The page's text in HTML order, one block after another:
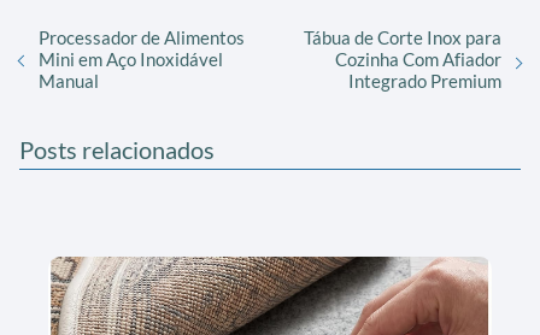
Processador de Alimentos
Mini em Aço Inoxidável
Manual
Tábua de Corte Inox para
Cozinha Com Afiador
Integrado Premium
Posts relacionados